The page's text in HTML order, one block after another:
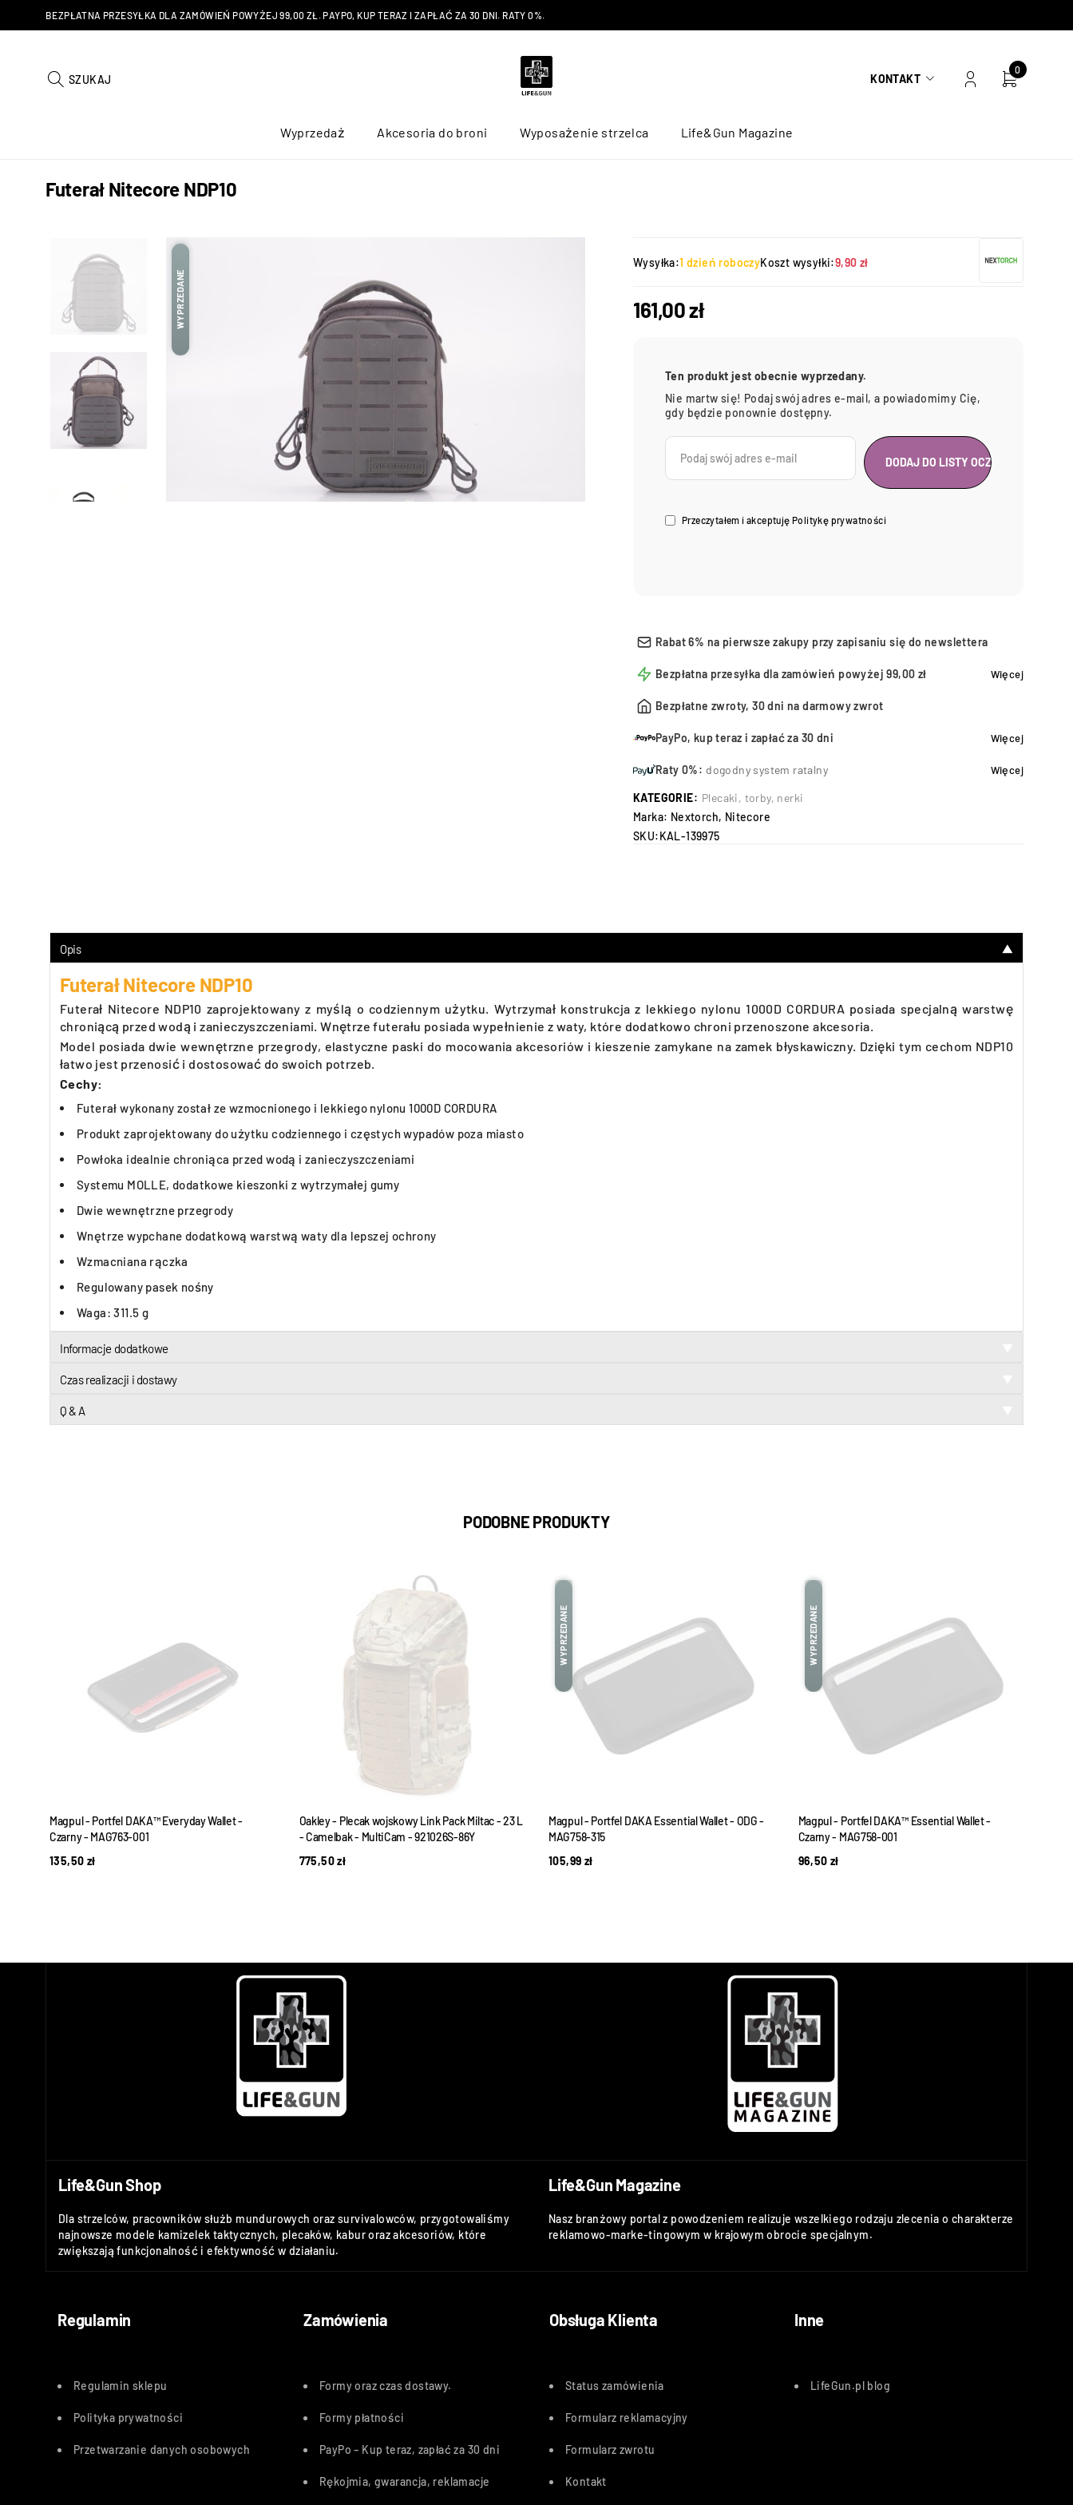
BEZPŁATNA PRZESYŁKA DLA ZAMÓWIEŃ POWYŻEJ 99,00 ZŁ. PAYPO, KUP TERAZ I ZAPŁAĆ ZA 30 DNI. RATY 0%.
SZUKAJ KONTAKT
0
Wyprzedaż Akcesoria do broni Wyposażenie strzelca Life&Gun Magazine
Futerał Nitecore NDP10
WYPRZEDANE
Wysyłka:1 dzień roboczyKoszt wysyłki:9,90 zł
161,00zł
Ten produkt jest obecnie wyprzedany.
Nie martw się! Podaj swój adres e-mail, a powiadomimy Cię,
gdy będzie ponownie dostępny.
Przeczytałem i akceptuję Politykę prywatności
Rabat 6% na pierwsze zakupy przy zapisaniu się do newslettera
Bezpłatna przesyłka dla zamówień powyżej 99,00 zł Więcej
Bezpłatne zwroty, 30 dni na darmowy zwrot
PayPo, kup teraz i zapłać za 30 dni Więcej
Raty 0%: dogodny system ratalny Więcej
KATEGORIE: Plecaki, torby, nerki
Marka: Nextorch, Nitecore
SKU:KAL-139975
Opis ▼
Futerał Nitecore NDP10
Futerał Nitecore NDP10 zaprojektowany z myślą o codziennym użytku. Wytrzymał konstrukcja z lekkiego nylonu 1000D CORDURA posiada specjalną warstwę
chroniącą przed wodą i zanieczyszczeniami. Wnętrze futerału posiada wypełnienie z waty, które dodatkowo chroni przenoszone akcesoria.
Model posiada dwie wewnętrzne przegrody, elastyczne paski do mocowania akcesoriów i kieszenie zamykane na zamek błyskawiczny. Dzięki tym cechom NDP10
łatwo jest przenosić i dostosować do swoich potrzeb.
Cechy:
Futerał wykonany został ze wzmocnionego i lekkiego nylonu 1000D CORDURA
Produkt zaprojektowany do użytku codziennego i częstych wypadów poza miasto
Powłoka idealnie chroniąca przed wodą i zanieczyszczeniami
Systemu MOLLE, dodatkowe kieszonki z wytrzymałej gumy
Dwie wewnętrzne przegrody
Wnętrze wypchane dodatkową warstwą waty dla lepszej ochrony
Wzmacniana rączka
Regulowany pasek nośny
Waga: 311.5 g
Informacje dodatkowe
Czas realizacji i dostawy
Q & A
PODOBNE PRODUKTY
Magpul - Portfel DAKA™ Everyday Wallet -
Czarny - MAG763-001
135,50 zł
Oakley - Plecak wojskowy Link Pack Miltac - 23 L
- Camelbak - MultiCam - 921026S-86Y
775,50zł
WYPRZEDANE
Magpul - Portfel DAKA Essential Wallet - ODG -
MAG758-315
105,99 zł
WYPRZEDANE
Magpul - Portfel DAKA™ Essential Wallet -
Czarny - MAG758-001
96,50 zł
Life&Gun Shop
Dla strzelców, pracowników służb mundurowych oraz survivalowców, przygotowaliśmy
najnowsze modele kamizelek taktycznych, plecaków, kabur oraz akcesoriów, które
zwiększają funkcjonalność i efektywność w działaniu.
Life&Gun Magazine
Nasz branżowy portal z powodzeniem realizuje wszelkiego rodzaju zlecenia o charakterze
reklamowo-marke-tingowym w krajowym obrocie specjalnym.
Regulamin Zamówienia Obsługa Klienta Inne
Regulamin sklepu
Polityka prywatności
Przetwarzanie danych osobowych
Formy oraz czas dostawy.
Formy płatności
PayPo – Kup teraz, zapłać za 30 dni
Rękojmia, gwarancja, reklamacje
Status zamówienia
Formularz reklamacyjny
Formularz zwrotu
Kontakt
LifeGun.pl blog